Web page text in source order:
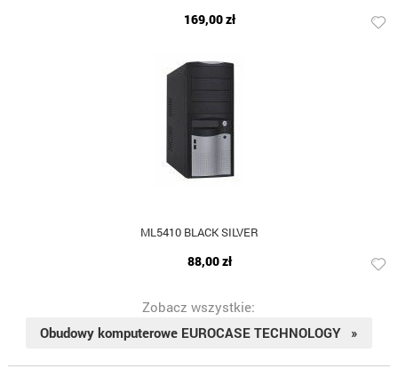
169,00 zł
ML5410 BLACK SILVER
88,00 zł
Zobacz wszystkie:
Obudowy komputerowe EUROCASE TECHNOLOGY »